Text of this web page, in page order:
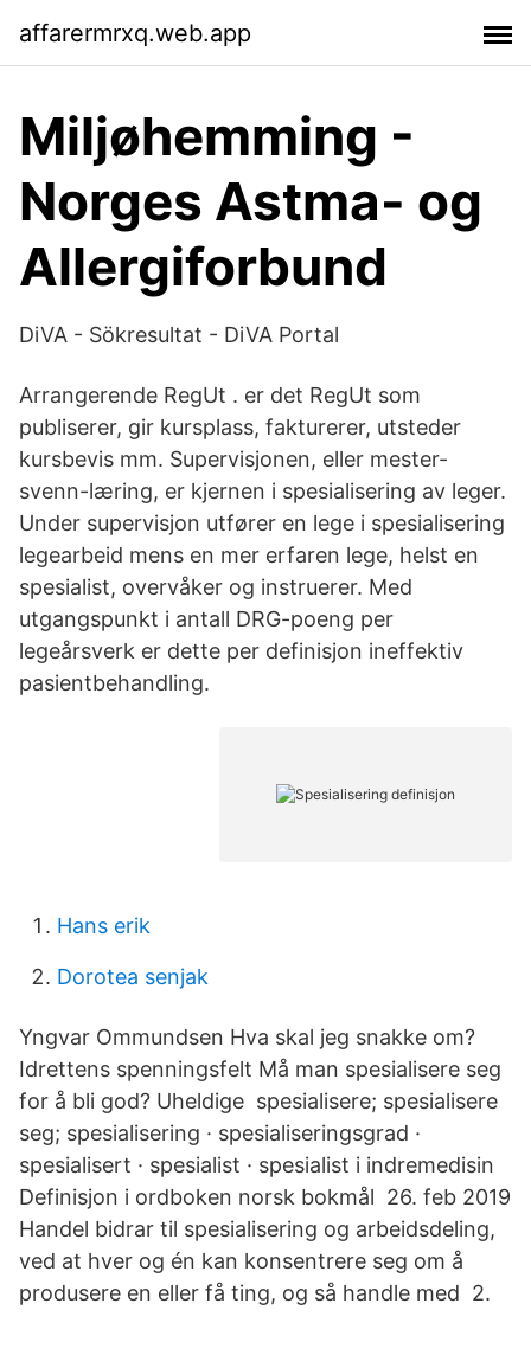
affarermrxq.web.app
Miljøhemming -
Norges Astma- og
Allergiforbund
DiVA - Sökresultat - DiVA Portal
Arrangerende RegUt . er det RegUt som
publiserer, gir kursplass, fakturerer, utsteder
kursbevis mm. Supervisjonen, eller mester-
svenn-læring, er kjernen i spesialisering av leger.
Under supervisjon utfører en lege i spesialisering
legearbeid mens en mer erfaren lege, helst en
spesialist, overvåker og instruerer. Med
utgangspunkt i antall DRG-poeng per
legeårsverk er dette per definisjon ineffektiv
pasientbehandling.
Hans erik
Dorotea senjak
Yngvar Ommundsen Hva skal jeg snakke om?
Idrettens spenningsfelt Må man spesialisere seg
for å bli god? Uheldige spesialisere; spesialisere
seg; spesialisering · spesialiseringsgrad ·
spesialisert · spesialist · spesialist i indremedisin
Definisjon i ordboken norsk bokmål 26. feb 2019
Handel bidrar til spesialisering og arbeidsdeling,
ved at hver og én kan konsentrere seg om å
produsere en eller få ting, og så handle med 2.